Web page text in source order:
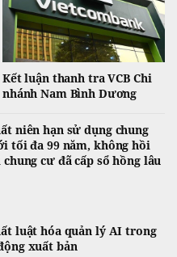
Kết luận thanh tra VCB Chi
nhánh Nam Bình Dương
niên hạn sử dụng chung
tối đa 99 năm, không hồi
cư đã cấp sổ hồng lâu
luật hóa quản lý AI trong
xuất bản